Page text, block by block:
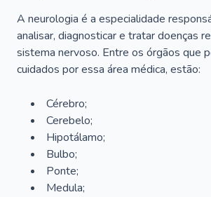
A neurologia é a especialidade
analisar, diagnosticar e tratar doenças
sistema nervoso. Entre os órgãos que
cuidados por essa área médica, estão:
Cérebro;
Cerebelo;
Hipotálamo;
Bulbo;
Ponte;
Medula;